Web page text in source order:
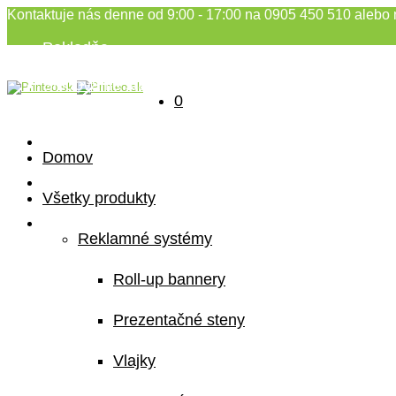
Kontaktuje nás denne od 9:00 - 17:00 na 0905 450 510 alebo
Pokladňa
Sledovanie stavu objednávky
0
Domov
Všetky produkty
Reklamné systémy
Roll-up bannery
Prezentačné steny
Vlajky